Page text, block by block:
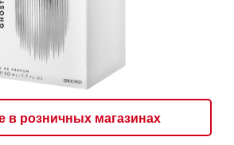
в розничных магазинах